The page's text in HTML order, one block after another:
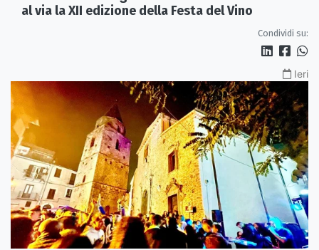
al via la XII edizione della Festa del Vino
Condividi su:
Ieri